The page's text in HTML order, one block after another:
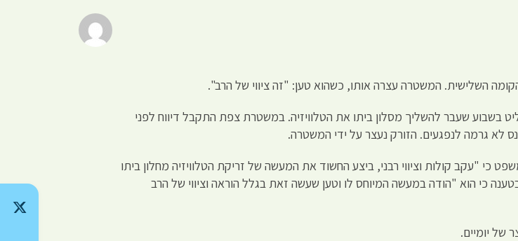
השלישית. המשטרה עצרה אותו, כשהוא טען: "זה ציווי של הרב".
בשבוע שעבר להשליך מסלון ביתו את הטלוויזיה. במשטרת צפת התקבל דיווח לפני
לא גרמה לנפגעים. הזורק נעצר על ידי המשטרה.
כי "עקב קולות וציווי רבני, ביצע החשוד את המעשה של זריקת הטלוויזיה מחלון ביתו
כי הוא "הודה במעשה המיוחס לו וטען שעשה זאת בגלל הוראה וציווי של הרב
של יומיים.